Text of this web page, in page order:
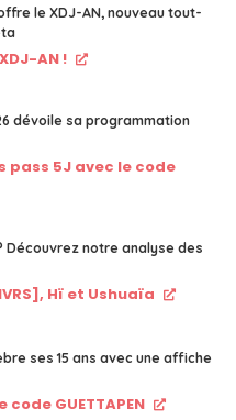
le XDJ-AN, nouveau tout-
AN !
dévoile sa programmation
pass 5J avec le code
Découvrez notre analyse des
Hï et Ushuaïa
ses 15 ans avec une affiche
code GUETTAPEN